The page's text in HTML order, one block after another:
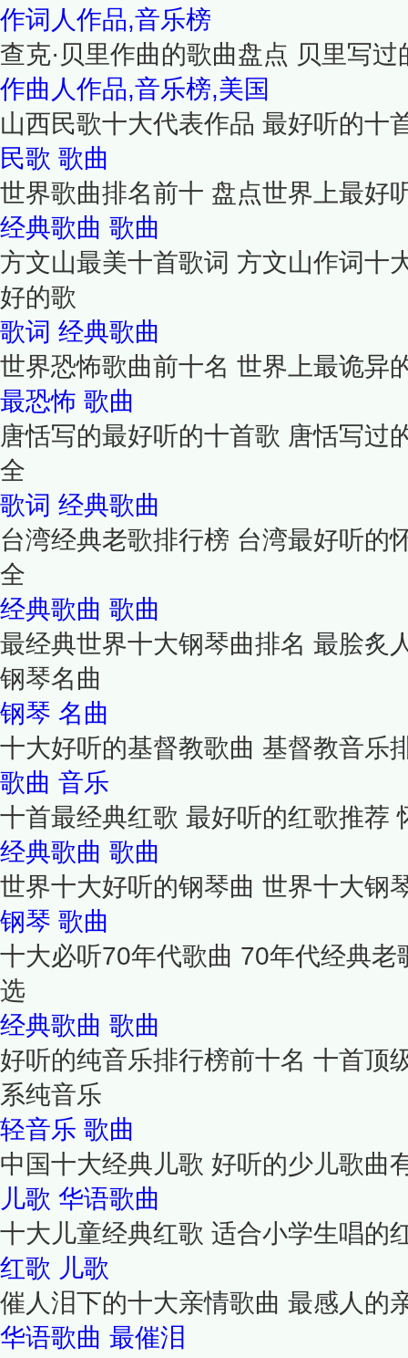
作词人作品,音乐榜
查克·贝里作曲的歌曲盘点 贝里写
作曲人作品,音乐榜,美国
山西民歌十大代表作品 最好听的十
民歌 歌曲
世界歌曲排名前十 盘点世界上最好
经典歌曲 歌曲
方文山最美十首歌词 方文山作词十
好的歌
歌词 经典歌曲
世界恐怖歌曲前十名 世界上最诡异
最恐怖 歌曲
唐恬写的最好听的十首歌 唐恬写过
全
歌词 经典歌曲
台湾经典老歌排行榜 台湾最好听的
全
经典歌曲 歌曲
最经典世界十大钢琴曲排名 最脍炙
钢琴名曲
钢琴 名曲
十大好听的基督教歌曲 基督教音乐
歌曲 音乐
十首最经典红歌 最好听的红歌推荐
经典歌曲 歌曲
世界十大好听的钢琴曲 世界十大钢
钢琴 歌曲
十大必听70年代歌曲 70年代经典
选
经典歌曲 歌曲
好听的纯音乐排行榜前十名 十首顶
系纯音乐
轻音乐 歌曲
中国十大经典儿歌 好听的少儿歌曲
儿歌 华语歌曲
十大儿童经典红歌 适合小学生唱的
红歌 儿歌
催人泪下的十大亲情歌曲 最感人的
华语歌曲 最催泪